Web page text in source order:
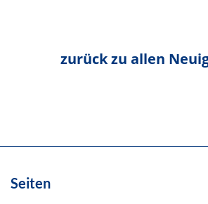
zurück zu allen
Seiten